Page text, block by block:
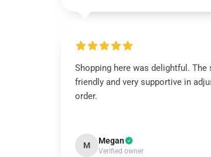
Shopping here was delightful. The
friendly and very supportive in
order.
M Megan
Verified owner